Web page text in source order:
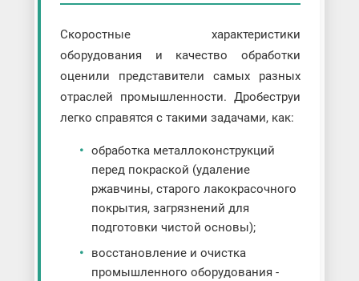
Скоростные характеристики
оборудования и качество обработки
оценили представители самых разных
отраслей промышленности. Дробеструи
легко справятся с такими задачами, как:
обработка металлоконструкций
перед покраской (удаление
ржавчины, старого лакокрасочного
покрытия, загрязнений для
подготовки чистой основы);
восстановление и очистка
промышленного оборудования -